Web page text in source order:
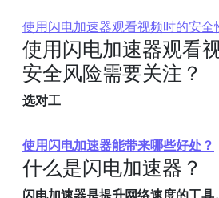
使用闪电加速器观看视频时的安全
使用闪电加速器观看
安全风险需要关注？
选对工
使用闪电加速器能带来哪些好处？
什么是闪电加速器？